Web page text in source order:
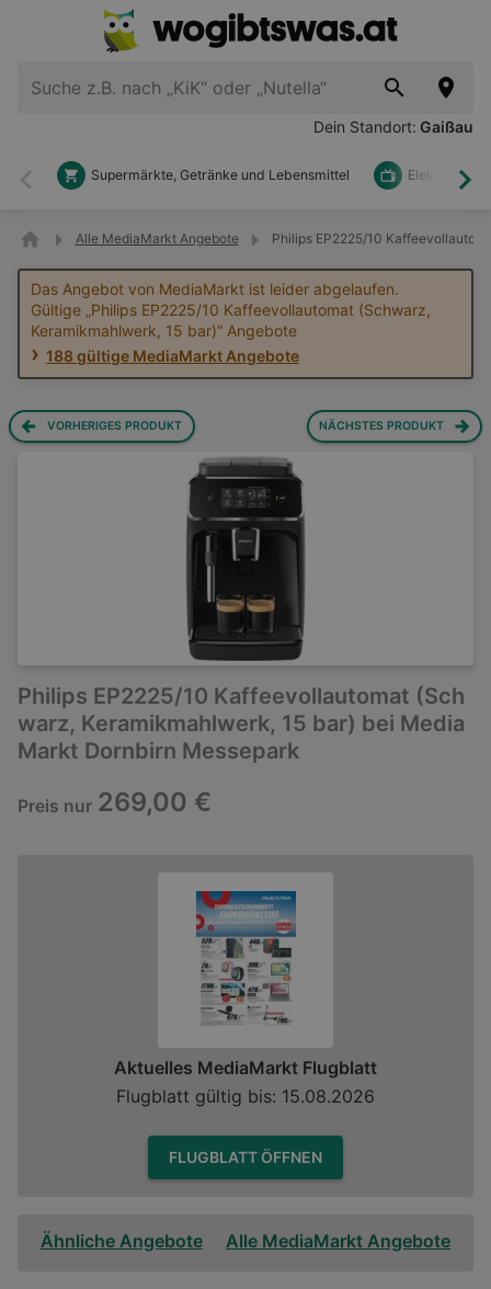
Dein Standort: Gaißau
Zurück
Supermärkte, Getränke und Lebensmittel Elektronik
Alle MediaMarkt Angebote Philips EP2225/10
Das Angebot von MediaMarkt ist leider abgelaufen.
Gültige „Philips EP2225/10 Kaffeevollautomat (Schwarz,
Keramikmahlwerk, 15 bar)“ Angebote
188 gültige MediaMarkt Angebote
VORHERIGES PRODUKT NÄCHSTES PRODUKT
Philips EP2225/10 Kaffeevollautomat (Sch
warz, Keramikmahlwerk, 15 bar) bei Media
Markt Dornbirn Messepark
Preis nur 269,00 €
Aktuelles MediaMarkt Flugblatt
Flugblatt gültig bis: 15.08.2026
FLUGBLATT ÖFFNEN
Ähnliche Angebote Alle MediaMarkt Angebote